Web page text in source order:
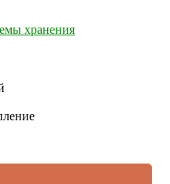
хранения